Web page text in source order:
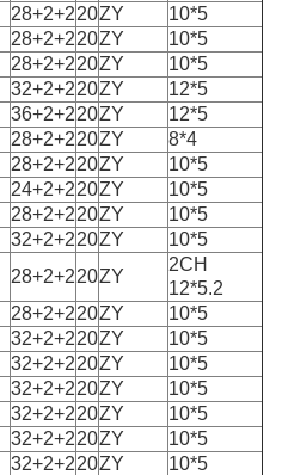
28+2+220ZY
10*5
28+2+220ZY
10*5
28+2+220ZY
10*5
32+2+220ZY
12*5
36+2+220ZY
12*5
28+2+220ZY
8*4
28+2+220ZY
10*5
24+2+220ZY
10*5
28+2+220ZY
10*5
32+2+220ZY
10*5
28+2+220ZY
2CH
12*5.2
28+2+220ZY
10*5
32+2+220ZY
10*5
32+2+220ZY
10*5
32+2+220ZY
10*5
32+2+220ZY
10*5
32+2+220ZY
10*5
32+2+220ZY
10*5